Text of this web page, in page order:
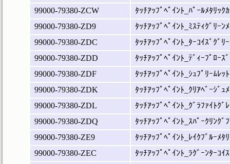
99000-79380-ZCW
ﾀｯﾁｱｯﾌﾟﾍﾟｲﾝﾄ_ﾊﾟｰﾙﾒﾀﾘｯｸ
99000-79380-ZD9
ﾀｯﾁｱｯﾌﾟﾍﾟｲﾝﾄ_ﾐｽﾃｨｸﾞﾘｰﾝ
99000-79380-ZDC
ﾀｯﾁｱｯﾌﾟﾍﾟｲﾝﾄ_ﾀｰｺｲｽﾞｸﾞﾘ
99000-79380-ZDD
ﾀｯﾁｱｯﾌﾟﾍﾟｲﾝﾄ_ﾃﾞｨｰﾌﾟﾛｰｽ
99000-79380-ZDF
ﾀｯﾁｱｯﾌﾟﾍﾟｲﾝﾄ_ｼｭﾌﾟﾘｰﾑﾚｯ
99000-79380-ZDK
ﾀｯﾁｱｯﾌﾟﾍﾟｲﾝﾄ_ｸﾘｱﾍﾞｰｼﾞｭ
99000-79380-ZDL
ﾀｯﾁｱｯﾌﾟﾍﾟｲﾝﾄ_ｸﾞﾗﾌｧｲﾄｸﾞ
99000-79380-ZDQ
ﾀｯﾁｱｯﾌﾟﾍﾟｲﾝﾄ_ｽﾊﾟｰｸﾘﾝｸﾞ
99000-79380-ZE9
ﾀｯﾁｱｯﾌﾟﾍﾟｲﾝﾄ_ﾚｲｸﾌﾞﾙｰﾒﾀ
99000-79380-ZEC
ﾀｯﾁｱｯﾌﾟﾍﾟｲﾝﾄ_ﾗｸﾞｰﾝﾀｰｺｲ